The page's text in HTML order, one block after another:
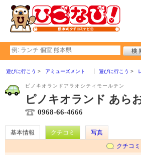
遊びに行こう アミューズメント 遊びに行こう
ピノキオランドアラオシティモールテン
ピノキオランド あら
0968-66-4666
基本情報 クチコミ
写真
クチコミ